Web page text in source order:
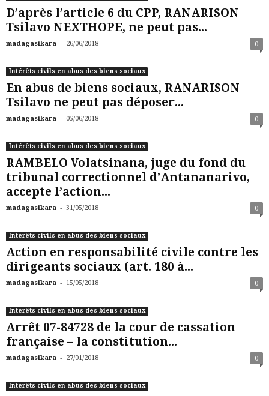
D’après l’article 6 du CPP, RANARISON
Tsilavo NEXTHOPE, ne peut pas...
madagasikara - 26/06/2018 0
Intérêts civils en abus des biens sociaux
En abus de biens sociaux, RANARISON
Tsilavo ne peut pas déposer...
madagasikara - 05/06/2018 0
Intérêts civils en abus des biens sociaux
RAMBELO Volatsinana, juge du fond du
tribunal correctionnel d’Antananarivo,
accepte l’action...
madagasikara - 31/05/2018 0
Intérêts civils en abus des biens sociaux
Action en responsabilité civile contre les
dirigeants sociaux (art. 180 à...
madagasikara - 15/05/2018 0
Intérêts civils en abus des biens sociaux
Arrêt 07-84728 de la cour de cassation
française – la constitution...
madagasikara - 27/01/2018 0
Intérêts civils en abus des biens sociaux